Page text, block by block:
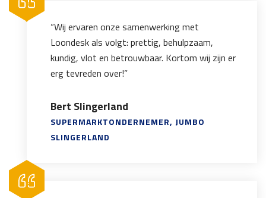
“Wij ervaren onze samenwerking met
Loondesk als volgt: prettig, behulpzaam,
kundig, vlot en betrouwbaar. Kortom wij zijn er
erg tevreden over!”
Bert Slingerland
SUPERMARKTONDERNEMER, JUMBO
SLINGERLAND